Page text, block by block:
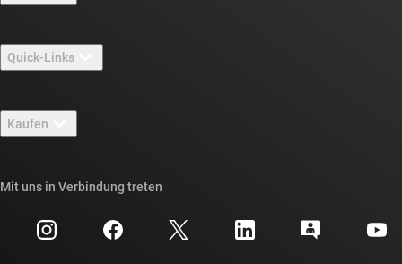
Stellenangebote
Newsroom
Veranstaltungen
Investorenbeziehungen
Quick-Links
TI E2E™-Design-Support-Foren
Querverweis-Suche
Kundensupportzentrum
Kaufen
Mit uns in Verbindung treten